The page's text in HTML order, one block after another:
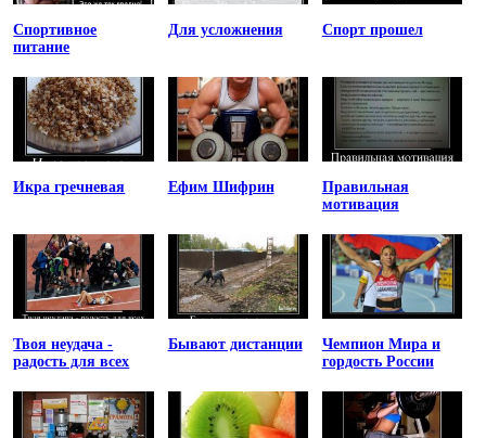
Спортивное
питание
Для усложнения Спорт прошел
Икра гречневая Ефим Шифрин
Правильная
мотивация
Твоя неудача -
радость для всех
Бывают дистанции
Чемпион Мира и
гордость России